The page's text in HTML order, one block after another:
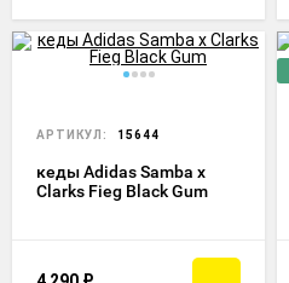
АРТИКУЛ: 15644
кеды Adidas Samba x
Clarks Fieg Black Gum